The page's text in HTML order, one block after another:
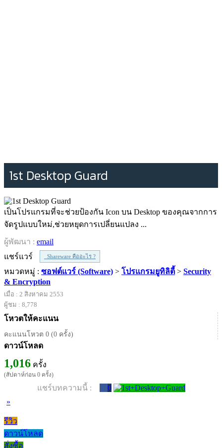
1st Desktop Guard
เป็นโปรแกรมที่จะช่วยป้องกัน Icon บน Desktop ของคุณจากการ
จัดรูปแบบใหม่,ช่วยหยุดการเปลี่ยนแปลง ...
ผู้พัฒนา : email
แชร์แวร์
Shareware คืออะไร ?
หมวดหมู่ : ซอฟต์แวร์ (Software) > โปรแกรมยูทิลิตี้ > Security
& Encryption
เมื่อ : 2 สิงหาคม 2553
ผู้ชม : 8,778
โหวตให้คะแนน
คะแนนโหวต 0 (0 ครั้ง)
ดาวน์โหลด
1,016 ครั้ง
(สัปดาห์ก่อน 0 ครั้ง)
แชร์บทความนี้ :
0
»
รีวิว
ดาวน์โหลด
สั่งซื้อ